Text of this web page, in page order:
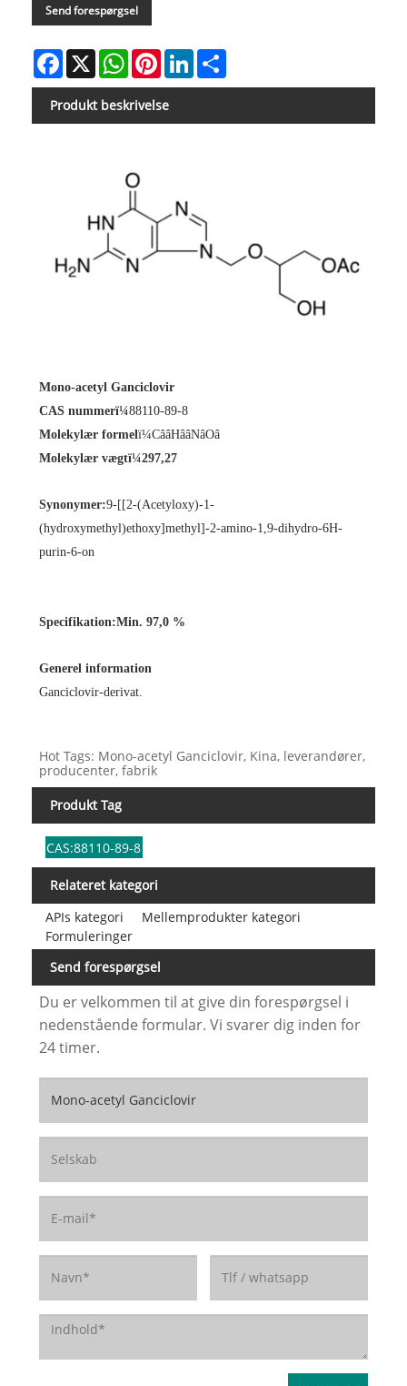
Send forespørgsel
Facebook
X WhatsAppPinterestLinkedIn
Produkt beskrivelse
Mono-acetyl Ganciclovir
CAS nummerï¼88110-89-8
Molekylær formelï¼CââHââNâOâ
Molekylær vægtï¼297,27
Synonymer:9-[[2-(Acetyloxy)-1-
(hydroxymethyl)ethoxy]methyl]-2-amino-1,9-dihydro-6H-
purin-6-on
Specifikation:Min. 97,0 %
Generel information
Ganciclovir-derivat.
Hot Tags: Mono-acetyl Ganciclovir, Kina, leverandører,
producenter, fabrik
Produkt Tag
CAS:88110-89-8
Relateret kategori
APIs kategori
Mellemprodukter kategori
Formuleringer
Send forespørgsel
Du er velkommen til at give din forespørgsel i
nedenstående formular. Vi svarer dig inden for
24 timer.